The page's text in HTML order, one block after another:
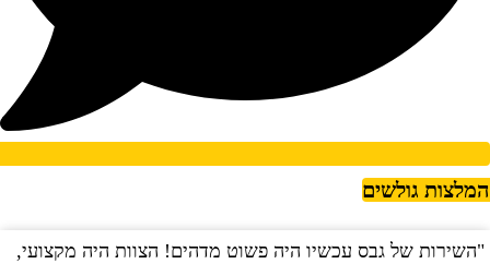
גולשים
"השירות של גבס עכשיו היה פשוט מדהים! הצוות היה מקצועי,